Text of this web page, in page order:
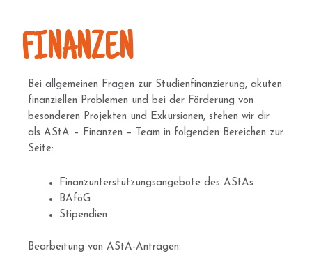
FINANZEN
Bei allgemeinen Fragen zur Studienfinanzierung, akuten
finanziellen Problemen und bei der Förderung von
besonderen Projekten und Exkursionen, stehen wir dir
als AStA – Finanzen – Team in folgenden Bereichen zur
Seite:
Finanzunterstützungsangebote des AStAs
BAföG
Stipendien
Bearbeitung von AStA-Anträgen: